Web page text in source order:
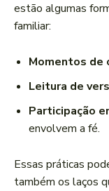
estão algumas
familiar:
Momentos de
Leitura de
Participação
envolvem a fé.
Essas práticas
também os laços